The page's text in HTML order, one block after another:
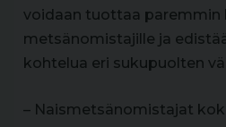
voidaan tuottaa paremmin
metsänomistajille ja
kohtelua eri sukupuolten
– Naismetsänomistajat